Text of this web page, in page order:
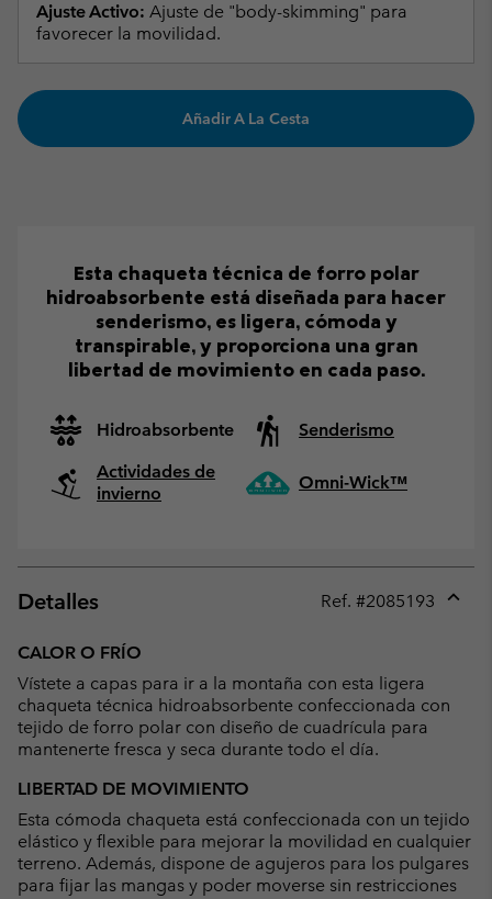
Ajuste Activo: Ajuste de "body-skimming" para
favorecer la movilidad.
Añadir A La Cesta
Esta chaqueta técnica de forro polar
hidroabsorbente está diseñada para hacer
senderismo, es ligera, cómoda y
transpirable, y proporciona una gran
libertad de movimiento en cada paso.
Hidroabsorbente
Senderismo
Actividades de
invierno
Omni-Wick™
Detalles Ref. #2085193
CALOR O FRÍO
Vístete a capas para ir a la montaña con esta ligera
chaqueta técnica hidroabsorbente confeccionada con
tejido de forro polar con diseño de cuadrícula para
mantenerte fresca y seca durante todo el día.
LIBERTAD DE MOVIMIENTO
Esta cómoda chaqueta está confeccionada con un tejido
elástico y flexible para mejorar la movilidad en cualquier
terreno. Además, dispone de agujeros para los pulgares
para fijar las mangas y poder moverse sin restricciones